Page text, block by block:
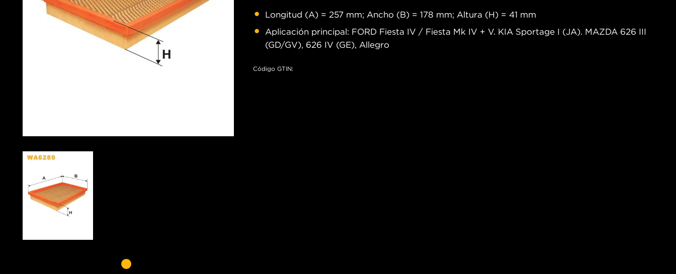
Longitud (A) = 257 mm; Ancho (B) = 178 mm; Altura (H) = 41 mm
Aplicación principal: FORD Fiesta IV / Fiesta Mk IV + V. KIA Sportage I (JA). MAZDA 626 III
(GD/GV), 626 IV (GE), Allegro
Código GTIN: